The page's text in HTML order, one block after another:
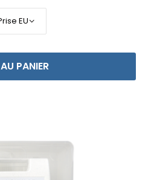
AU PANIER